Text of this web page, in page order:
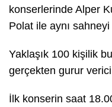
konserlerinde Alper
Polat ile aynı sahneyi
Yaklaşık 100 kişilik
gerçekten gurur
İlk konserin saat